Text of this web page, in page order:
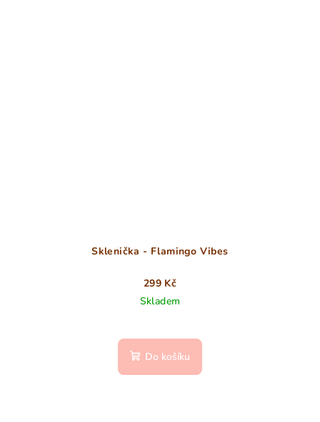
Sklenička - Flamingo Vibes
299 Kč
Skladem
Do košíku